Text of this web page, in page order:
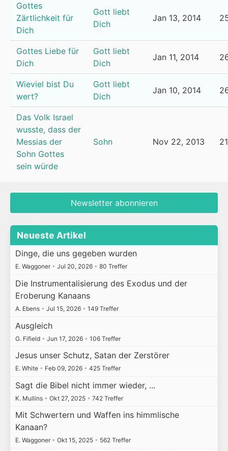
Gottes
Zärtlichkeit für
Dich
Gott liebt
Dich
Jan 13, 2014
Gottes Liebe für
Dich
Gott liebt
Dich
Jan 11, 2014
Wieviel bist Du
wert?
Gott liebt
Dich
Jan 10, 2014
Das Volk Israel
wusste, dass der
Messias der
Sohn Gottes
sein würde
Sohn Nov 22, 2013
Newsletter abonnieren
Neueste Artikel
Dinge, die uns gegeben wurden
E. Waggoner • Jul 20, 2026 • 80 Treffer
Die Instrumentalisierung des Exodus und der
Eroberung Kanaans
A. Ebens • Jul 15, 2026 • 149 Treffer
Ausgleich
G. Fifield • Jun 17, 2026 • 106 Treffer
Jesus unser Schutz, Satan der Zerstörer
E. White • Feb 09, 2026 • 425 Treffer
Sagt die Bibel nicht immer wieder, ...
K. Mullins • Okt 27, 2025 • 742 Treffer
Mit Schwertern und Waffen ins himmlische
Kanaan?
E. Waggoner • Okt 15, 2025 • 562 Treffer